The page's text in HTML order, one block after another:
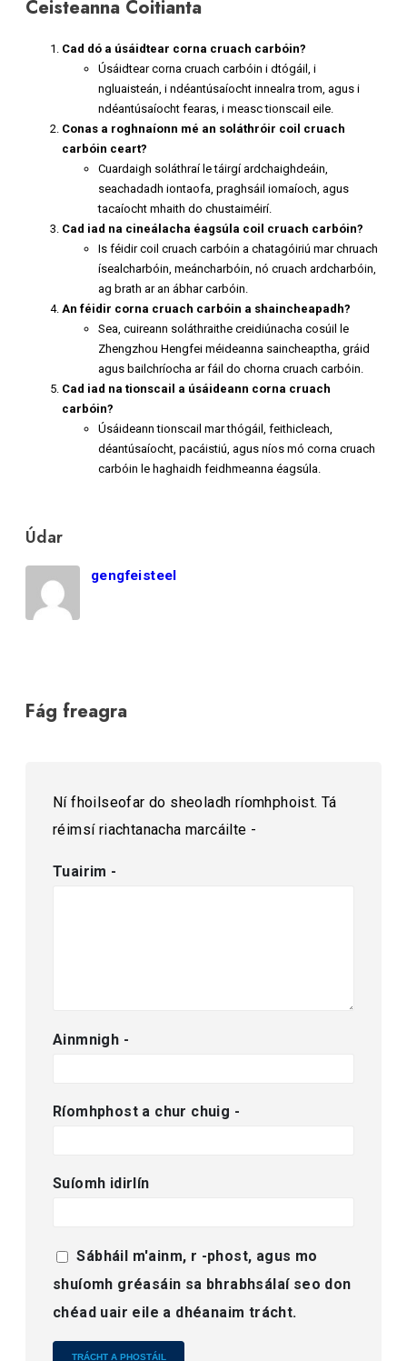
Ceisteanna Coitianta
Cad dó a úsáidtear corna cruach carbóin?
Úsáidtear corna cruach carbóin i dtógáil, i
ngluaisteán, i ndéantúsaíocht innealra trom, agus i
ndéantúsaíocht fearas, i measc tionscail eile.
Conas a roghnaíonn mé an soláthróir coil cruach
carbóin ceart?
Cuardaigh soláthraí le táirgí ardchaighdeáin,
seachadadh iontaofa, praghsáil iomaíoch, agus
tacaíocht mhaith do chustaiméirí.
Cad iad na cineálacha éagsúla coil cruach carbóin?
Is féidir coil cruach carbóin a chatagóiriú mar chruach
ísealcharbóin, meáncharbóin, nó cruach ardcharbóin,
ag brath ar an ábhar carbóin.
An féidir corna cruach carbóin a shaincheapadh?
Sea, cuireann soláthraithe creidiúnacha cosúil le
Zhengzhou Hengfei méideanna saincheaptha, gráid
agus bailchríocha ar fáil do chorna cruach carbóin.
Cad iad na tionscail a úsáideann corna cruach
carbóin?
Úsáideann tionscail mar thógáil, feithicleach,
déantúsaíocht, pacáistiú, agus níos mó corna cruach
carbóin le haghaidh feidhmeanna éagsúla.
Údar
gengfeisteel
Fág freagra
Ní fhoilseofar do sheoladh ríomhphoist. Tá
réimsí riachtanacha marcáilte -
Tuairim -
Ainmnigh -
Ríomhphost a chur chuig -
Suíomh idirlín
Sábháil m'ainm, r -phost, agus mo
shuíomh gréasáin sa bhrabhsálaí seo don
chéad uair eile a dhéanaim trácht.